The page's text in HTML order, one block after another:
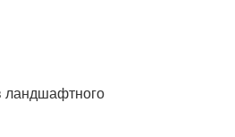
ландшафтного